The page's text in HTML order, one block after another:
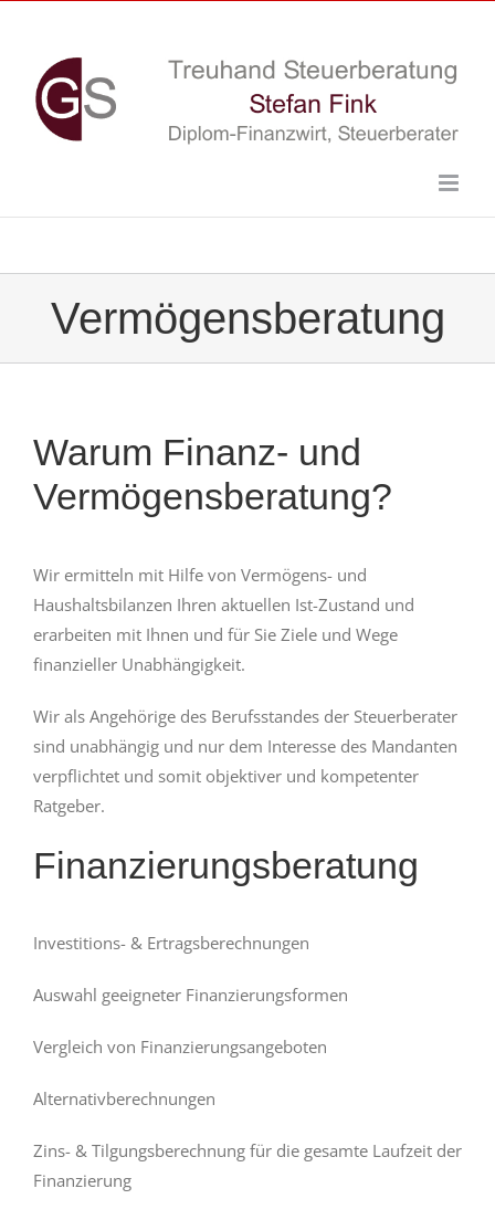
content
Vermögensberatung
Warum Finanz- und
Vermögensberatung?
Wir ermitteln mit Hilfe von Vermögens- und
Haushaltsbilanzen Ihren aktuellen Ist-Zustand und
erarbeiten mit Ihnen und für Sie Ziele und Wege
finanzieller Unabhängigkeit.
Wir als Angehörige des Berufsstandes der Steuerberater
sind unabhängig und nur dem Interesse des Mandanten
verpflichtet und somit objektiver und kompetenter
Ratgeber.
Finanzierungsberatung
Investitions- & Ertragsberechnungen
Auswahl geeigneter Finanzierungsformen
Vergleich von Finanzierungsangeboten
Alternativberechnungen
Zins- & Tilgungsberechnung für die gesamte Laufzeit der
Finanzierung